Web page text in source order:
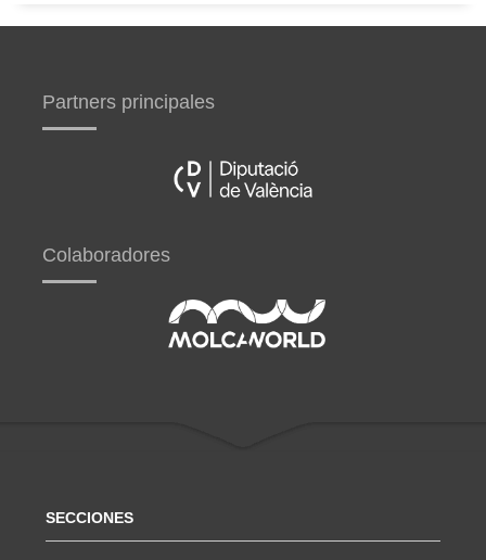
Partners principales
Colaboradores
SECCIONES